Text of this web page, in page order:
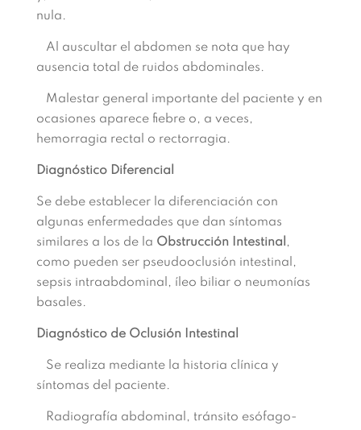
nula.
Al auscultar el abdomen se nota que hay
ausencia total de ruidos abdominales.
Malestar general importante del paciente y en
ocasiones aparece fiebre o, a veces,
hemorragia rectal o rectorragia.
Diagnóstico Diferencial
Se debe establecer la diferenciación con
algunas enfermedades que dan síntomas
similares a los de la Obstrucción Intestinal ,
como pueden ser pseudooclusión intestinal,
sepsis intraabdominal, íleo biliar o neumonías
basales.
Diagnóstico de Oclusión Intestinal
Se realiza mediante la historia clínica y
síntomas del paciente.
Radiografía abdominal, tránsito esófago-